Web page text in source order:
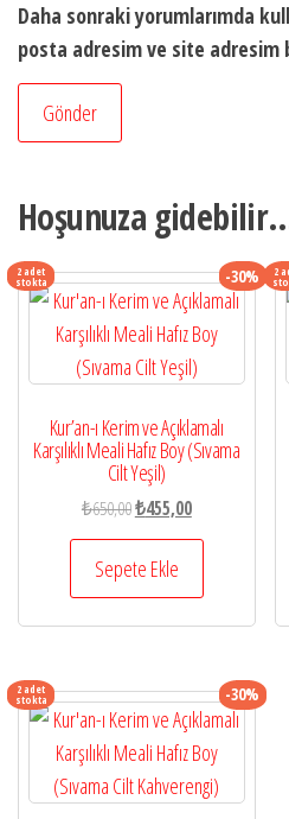
Daha sonraki yorumlarımda
posta adresim ve site adresim
Hoşunuza
2 adet
stokta -30%
Kur’an-ı Kerim ve Açıklamalı
Karşılıklı Meali Hafız Boy (Sıvama
Cilt Yeşil)
₺650,00Orijinal
fiyat:
₺650,00.
₺455,00Şu
andaki
₺455,00.
Sepete Ekle
2
2 adet
stokta -30%